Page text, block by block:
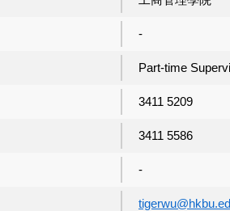
-
Part-time
3411 5209
3411 5586
-